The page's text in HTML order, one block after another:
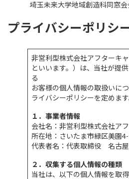
埼玉未来大学地域創造科同窓会
プライバシーポリシ
非営利型株式会社アフターキャ
といいます。）は、当社が提
る
お客様の個人情報の取扱いに
ライバシーポリシーを定めます
１．事業者情報
会社名：非営利型株式会社ア
所在地：さいたま市緑区美園
代表者名：代表取締役 名古
２．収集する個人情報の種類
当社は、以下の個人情報を取